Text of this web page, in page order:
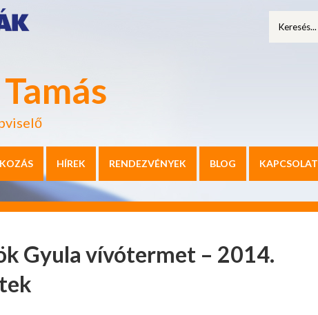
HÍREK RENDEZVÉNYEK BLOG KAPCSOLAT
Gyula vívótermet – 2014.